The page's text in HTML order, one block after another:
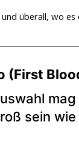
und überall, wo